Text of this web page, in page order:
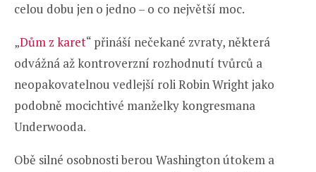
celou dobu jen o jedno – o co největší moc.
„Dům z karet“ přináší nečekané zvraty, některá
odvážná až kontroverzní rozhodnutí tvůrců a
neopakovatelnou vedlejší roli Robin Wright jako
podobně mocichtivé manželky kongresmana
Underwooda.
Obě silné osobnosti berou Washington útokem a